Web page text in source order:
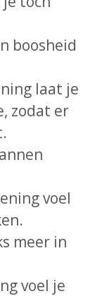
boosheid
laat je
zodat er
voel
meer in
voel je